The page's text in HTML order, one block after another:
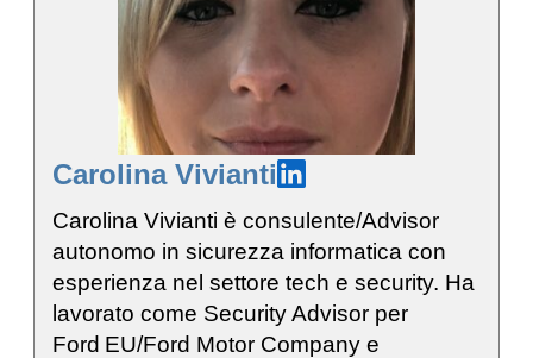
Carolina Vivianti
Carolina Vivianti è consulente/Advisor
autonomo in sicurezza informatica con
esperienza nel settore tech e security. Ha
lavorato come Security Advisor per
Ford EU/Ford Motor Company e